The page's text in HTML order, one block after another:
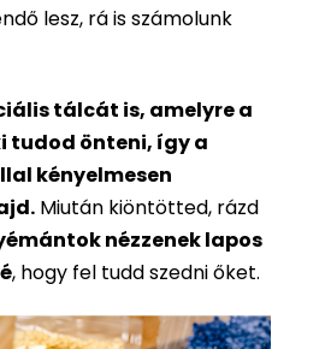
lesz, rá is számolunk
tálcát is, amelyre a
tudod önteni, így a
kényelmesen
Miután kiöntötted, rázd
nézzenek lapos
, hogy fel tudd szedni őket.